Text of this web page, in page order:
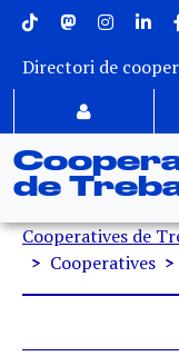
Vés al contingut
Menu
Directori de
de
Fil
Cooperatives de
Cooperatives